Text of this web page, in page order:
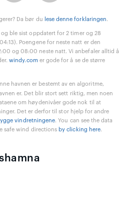
Da bør du lese denne forklaringen.
og ble sist oppdatert for 2 timer og 28
Poengene for neste natt er den
og 08:00 neste natt. Vi anbefaler alltid å
windy.comer gode for å se de større
havnen er bestemt av en algoritme,
er. Det blir stort sett riktig, men noen
om høydenivåer gode nok til at
Det er derfor til stor hjelp for andre
vindretningene. You can see the data
safe wind directions by clicking here.